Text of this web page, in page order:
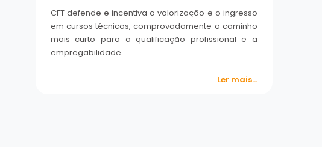
CFT defende e incentiva a valorização e o ingresso
em cursos técnicos, comprovadamente o caminho
mais curto para a qualificação profissional e a
empregabilidade
Ler mais...